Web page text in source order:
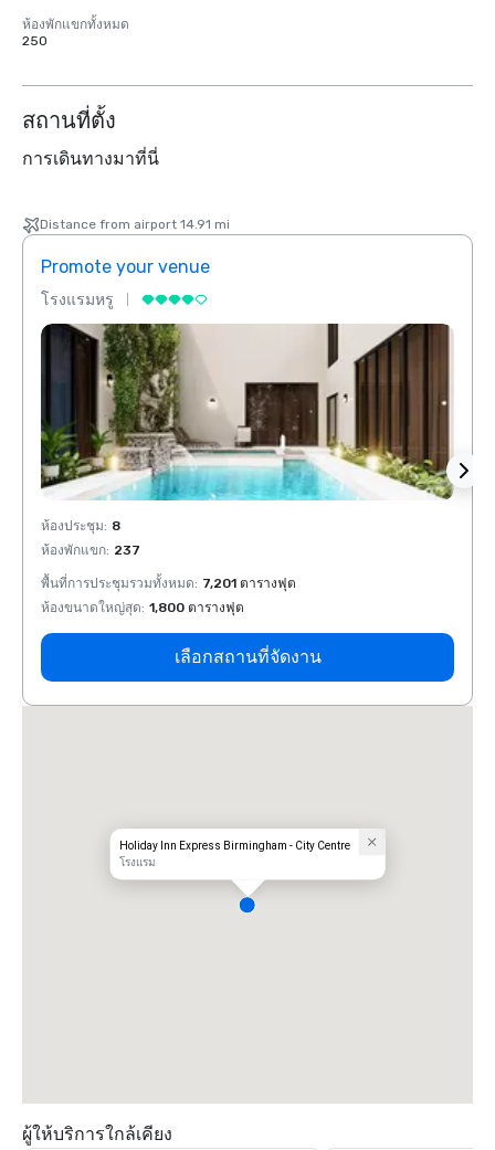
ห้องพักแขกทั้งหมด
250
สถานที่ตั้ง
การเดินทางมาที่นี่
Distance from airport 14.91 mi
Promote your venue
โรงแรมหรู
ห้องประชุม: 8
ห้องพักแขก: 237
พื้นที่การประชุมรวมทั้งหมด: 7,201 ตารางฟุต
ห้องขนาดใหญ่สุด: 1,800 ตารางฟุต
เลือกสถานที่จัดงาน
Holiday Inn Express Birmingham - City Centre
โรงแรม
ผู้ให้บริการใกล้เคียง